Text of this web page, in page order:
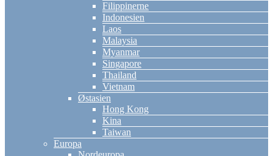
Filippinerne
Indonesien
Laos
Malaysia
Myanmar
Singapore
Thailand
Vietnam
Østasien
Hong Kong
Kina
Taiwan
Europa